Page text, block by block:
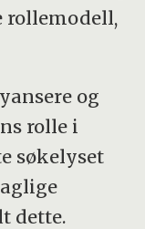
rollemodell,
og
rolle i
søkelyset
dette.